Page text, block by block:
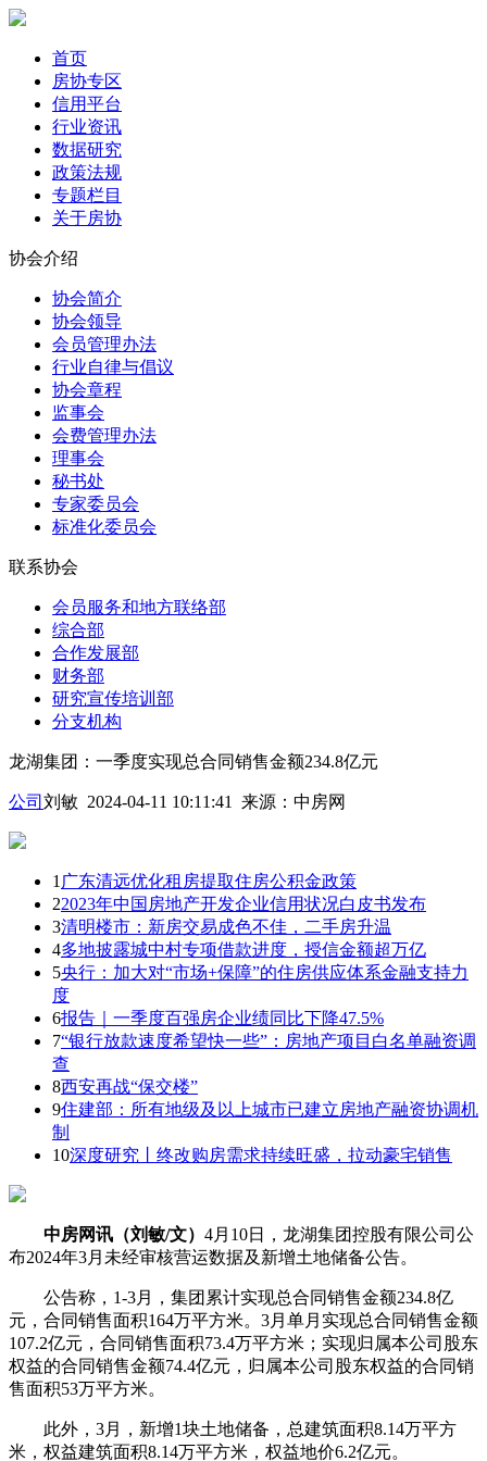
首页
房协专区
信用平台
行业资讯
数据研究
政策法规
专题栏目
关于房协
协会介绍
协会简介
协会领导
会员管理办法
行业自律与倡议
协会章程
监事会
会费管理办法
理事会
秘书处
专家委员会
标准化委员会
联系协会
会员服务和地方联络部
综合部
合作发展部
财务部
研究宣传培训部
分支机构
龙湖集团：一季度实现总合同销售金额234.8亿元
公司 刘敏 2024-04-11 10:11:41 来源： 中房网
1 广东清远优化租房提取住房公积金政策
22023年中国房地产开发企业信用状况白皮书发布
3清明楼市：新房交易成色不佳，二手房升温
4多地披露城中村专项借款进度，授信金额超万亿
5央行：加大对“市场+保障”的住房供应体系金融支持力
度
6报告｜一季度百强房企业绩同比下降47.5%
7“银行放款速度希望快一些”：房地产项目白名单融资调
查
8西安再战“保交楼”
9住建部：所有地级及以上城市已建立房地产融资协调机
制
10深度研究丨终改购房需求持续旺盛，拉动豪宅销售
中房网讯（刘敏/文） 4月10日，龙湖集团控股有限公司公
布2024年3月未经审核营运数据及新增土地储备公告。
公告称，1-3月，集团累计实现总合同销售金额234.8亿
元，合同销售面积164万平方米。3月单月实现总合同销售金额
107.2亿元，合同销售面积73.4万平方米；实现归属本公司股东
权益的合同销售金额74.4亿元，归属本公司股东权益的合同销
售面积53万平方米。
此外，3月，新增1块土地储备，总建筑面积8.14万平方
米，权益建筑面积8.14万平方米，权益地价6.2亿元。